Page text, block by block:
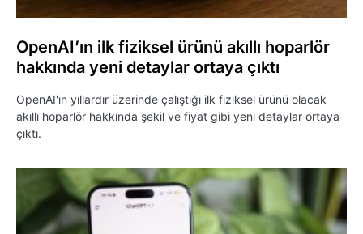
OpenAI’ın ilk fiziksel ürünü akıllı hoparlör
hakkında yeni detaylar ortaya çıktı
OpenAI'ın yıllardır üzerinde çalıştığı ilk fiziksel ürünü olacak
akıllı hoparlör hakkında şekil ve fiyat gibi yeni detaylar ortaya
çıktı.